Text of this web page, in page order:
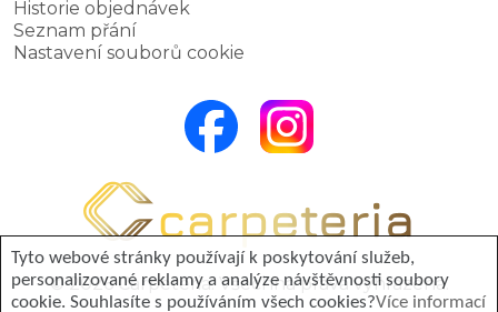
Historie objednávek
Seznam přání
Nastavení souborů cookie
© 2026 Carpeteria. Všechna práva vyhrazena.
Tyto webové stránky používají k poskytování služeb,
personalizované reklamy a analýze návštěvnosti soubory
cookie. Souhlasíte s používáním všech cookies?Více informací